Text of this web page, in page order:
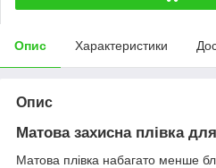
Опис Характеристики
Опис
Матова захисна плівка
Матова плівка набагато менше